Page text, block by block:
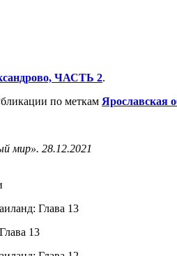
ЧАСТЬ 2.
по меткам Ярославская
мир». 28.12.2021
13